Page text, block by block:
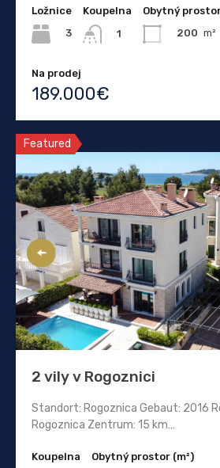
Ložnice
3
Koupelna
1
Obytný
200 m²
Na prodej
189.000€
Featured
2 vily v Rogoznici
Standort: Rogoznica Gebaut: 2016
Rogoznica Zentrum: 15 km…
Koupelna
Obytný prostor (m²)